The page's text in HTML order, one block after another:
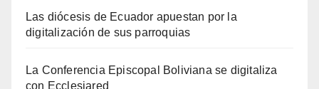
Las diócesis de Ecuador apuestan por la
digitalización de sus parroquias
La Conferencia Episcopal Boliviana se digitaliza
con Ecclesiared